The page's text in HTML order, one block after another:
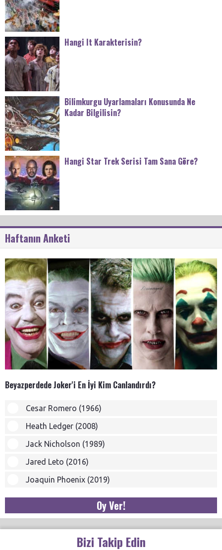
Hangi It Karakterisin?
Bilimkurgu Uyarlamaları Konusunda Ne
Kadar Bilgilisin?
Hangi Star Trek Serisi Tam Sana Göre?
Haftanın Anketi
Beyazperdede Joker'i En İyi Kim Canlandırdı?
Cesar Romero (1966)
Heath Ledger (2008)
Jack Nicholson (1989)
Jared Leto (2016)
Joaquin Phoenix (2019)
Oy Ver!
Bizi Takip Edin